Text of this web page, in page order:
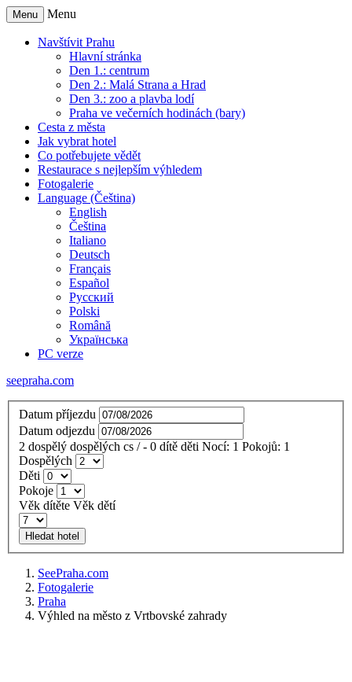
Menu Menu
Navštívit Prahu
Hlavní stránka
Den 1.: centrum
Den 2.: Malá Strana a Hrad
Den 3.: zoo a plavba lodí
Praha ve večerních hodinách (bary)
Cesta z města
Jak vybrat hotel
Co potřebujete vědět
Restaurace s nejlepším výhledem
Fotogalerie
Language (Čeština)
English
Čeština
Italiano
Deutsch
Français
Español
Русский
Polski
Română
Українська
PC verze
seepraha.com
Datum příjezdu
Datum odjezdu
2 dospělý dospělých cs / - 0 dítě děti Nocí: 1 Pokojů: 1
Dospělých
Děti
Pokoje
Věk dítěte Věk dětí
Hledat hotel
SeePraha.com
Fotogalerie
Praha
Výhled na město z Vrtbovské zahrady